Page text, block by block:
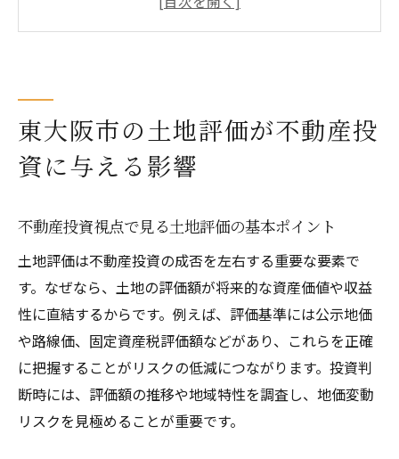
東大阪市の不動産投資に役立つ評価基準
土地評価が不動産収益に与える具体的影響
地価推移から読み解く東大阪市の将来性
東大阪市の地価推移が示す将来の不動産価
値
地価データから見る不動産投資のチャンス
東大阪市で注目すべき地価変動の要因とは
不動産購入に役立つ地価推移の読み取り方
東大阪市地価推移が不動産戦略に与える意
味
東大阪市の土地評価が不動産投
資に与える影響
不動産投資視点で見る土地評価の基本ポイント
土地評価は不動産投資の成否を左右する重要な要素で
す。なぜなら、土地の評価額が将来的な資産価値や収益
性に直結するからです。例えば、評価基準には公示地価
や路線価、固定資産税評価額などがあり、これらを正確
に把握することがリスクの低減につながります。投資判
断時には、評価額の推移や地域特性を調査し、地価変動
リスクを見極めることが重要です。